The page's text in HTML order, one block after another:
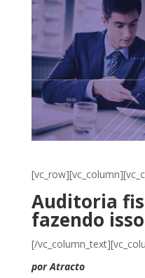
Auditoria
fazendo
[/
por Atracto